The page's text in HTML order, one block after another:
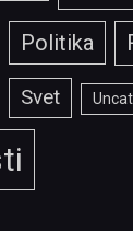
Politika
Svet